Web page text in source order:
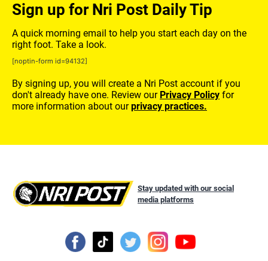
Sign up for Nri Post Daily Tip
A quick morning email to help you start each day on the
right foot. Take a look.
[noptin-form id=94132]
By signing up, you will create a Nri Post account if you
don't already have one. Review our Privacy Policy for
more information about ourprivacy practices.
Stay updated with our social
media platforms